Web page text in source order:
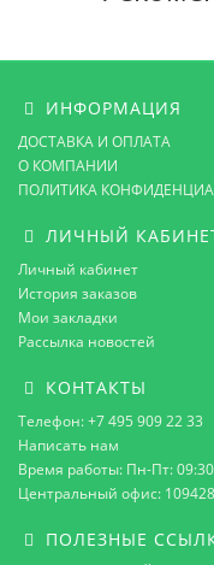
ИНФОРМАЦИЯ
ДОСТАВКА И ОПЛАТА
О КОМПАНИИ
ПОЛИТИКА
ЛИЧНЫЙ
Личный кабинет
История заказов
Мои закладки
Рассылка новостей
КОНТАКТЫ
Телефон: +7 495 909 22 33
Написать нам
Время работы: Пн-Пт:
Центральный офис:
ПОЛЕЗНЫЕ